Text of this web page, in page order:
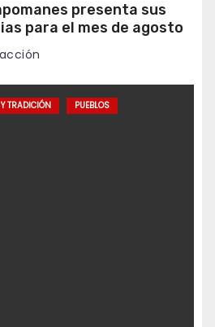
presenta sus
para el mes de agosto
TRADICIÓN PUEBLOS